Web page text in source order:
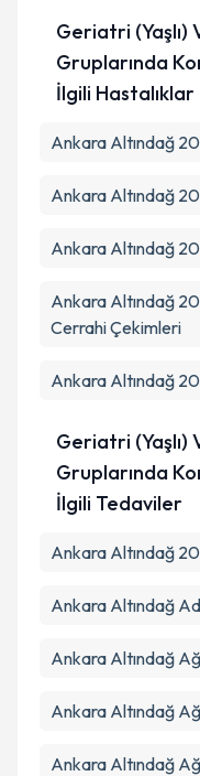
Geriatri (Yaşlı)
Gruplarında
İlgili Hastalıklar
Ankara Altındağ
Ankara Altındağ
Ankara Altındağ
Ankara Altındağ
Cerrahi Çekimleri
Ankara Altındağ
Geriatri (Yaşlı)
Gruplarında
İlgili Tedaviler
Ankara Altındağ
Ankara Altındağ
Ankara Altındağ
Ankara Altındağ
Ankara Altındağ